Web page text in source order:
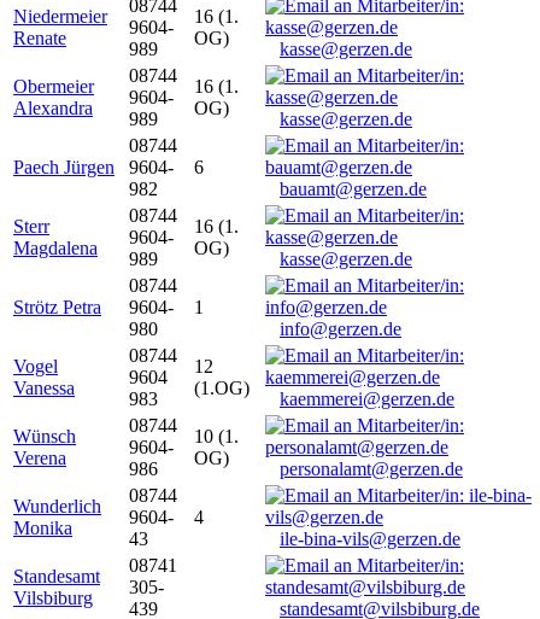
Niedermeier
Renate
08744
9604-
989
16 (1.
OG)
kasse@gerzen.de
Obermeier
Alexandra
08744
9604-
989
16 (1.
OG)
kasse@gerzen.de
Paech Jürgen
08744
9604-
982
6
bauamt@gerzen.de
Sterr
Magdalena
08744
9604-
989
16 (1.
OG)
kasse@gerzen.de
Strötz Petra
08744
9604-
980
1
info@gerzen.de
Vogel
Vanessa
08744
9604
983
12
(1.OG)
kaemmerei@gerzen.de
Wünsch
Verena
08744
9604-
986
10 (1.
OG)
personalamt@gerzen.de
Wunderlich
Monika
08744
9604-
43
4
ile-bina-vils@gerzen.de
Standesamt
Vilsbiburg
08741
305-
439
standesamt@vilsbiburg.de